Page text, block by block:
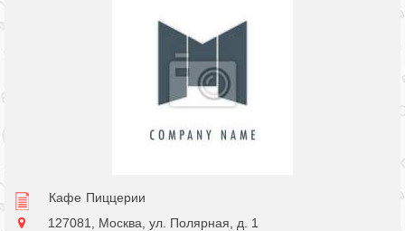
Кафе Пиццерии
127081, Москва, ул. Полярная, д. 1